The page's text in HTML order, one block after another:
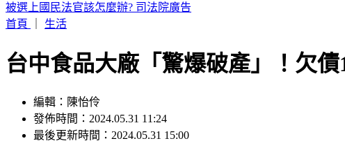
百萬直播網紅「肥大叔」驚傳離世！享年46歲 粉專證實噩耗
首頁
生活
台中食品大廠「驚爆破產」！欠
編輯：陳怡伶
發佈時間：2024.05.31 11:24
最後更新時間：2024.05.31 15:00